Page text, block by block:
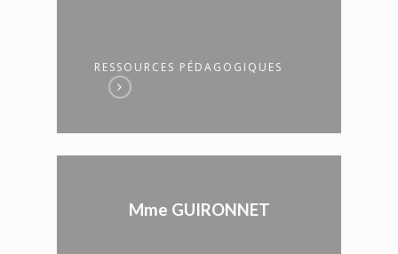
RESSOURCES PÉDAGOGIQUES
Mme GUIRONNET